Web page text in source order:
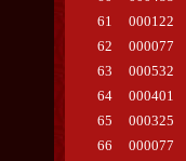
61
000122
62
000077
63
000532
64
000401
65
000325
66
000077